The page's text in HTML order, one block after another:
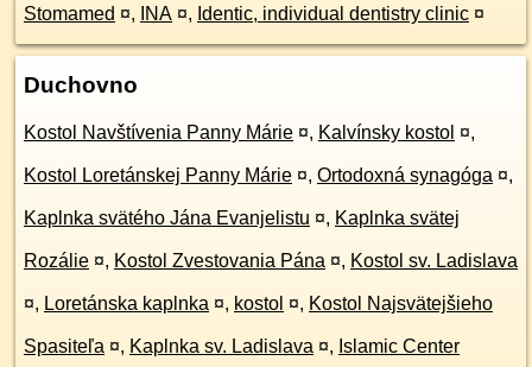
Stomamed ¤, INA ¤, Identic, individual dentistry clinic ¤
Duchovno
Kostol Navštívenia Panny Márie ¤, Kalvínsky kostol ¤,
Kostol Loretánskej Panny Márie ¤, Ortodoxná synagóga ¤,
Kaplnka svätého Jána Evanjelistu ¤, Kaplnka svätej
Rozálie ¤, Kostol Zvestovania Pána ¤, Kostol sv. Ladislava
¤, Loretánska kaplnka ¤, kostol ¤, Kostol Najsvätejšieho
Spasiteľa ¤, Kaplnka sv. Ladislava ¤, Islamic Center